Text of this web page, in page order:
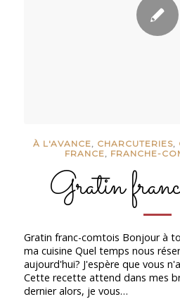
À L'AVANCE, CHARCUTERIES,
FRANCE, FRANCHE-
Gratin
Gratin franc-comtois Bonjour à
ma cuisine Quel temps nous
aujourd'hui? J'espère que vous
Cette recette attend dans mes
dernier alors, je vous…